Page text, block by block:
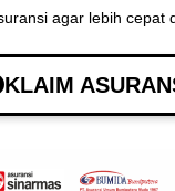
agar lebih cepat
KLAIM